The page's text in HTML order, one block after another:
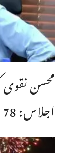
محسن
اجلاس: 78 افراد کو سول ایوارڈز دینے ...